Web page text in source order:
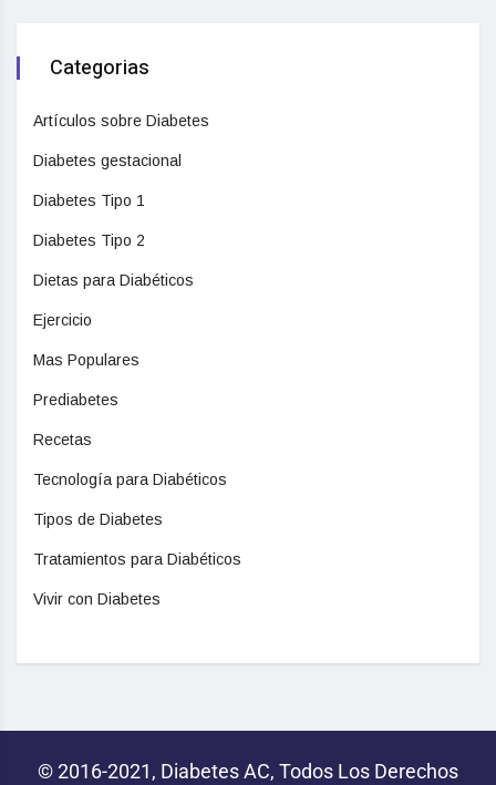
Categorias
Artículos sobre Diabetes
Diabetes gestacional
Diabetes Tipo 1
Diabetes Tipo 2
Dietas para Diabéticos
Ejercicio
Mas Populares
Prediabetes
Recetas
Tecnología para Diabéticos
Tipos de Diabetes
Tratamientos para Diabéticos
Vivir con Diabetes
© 2016-2021, Diabetes AC, Todos Los Derechos